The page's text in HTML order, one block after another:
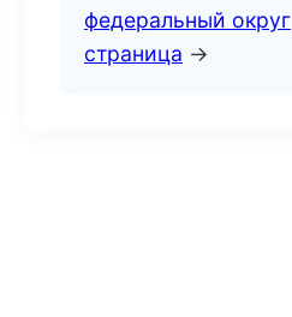
федеральный округ
страница →